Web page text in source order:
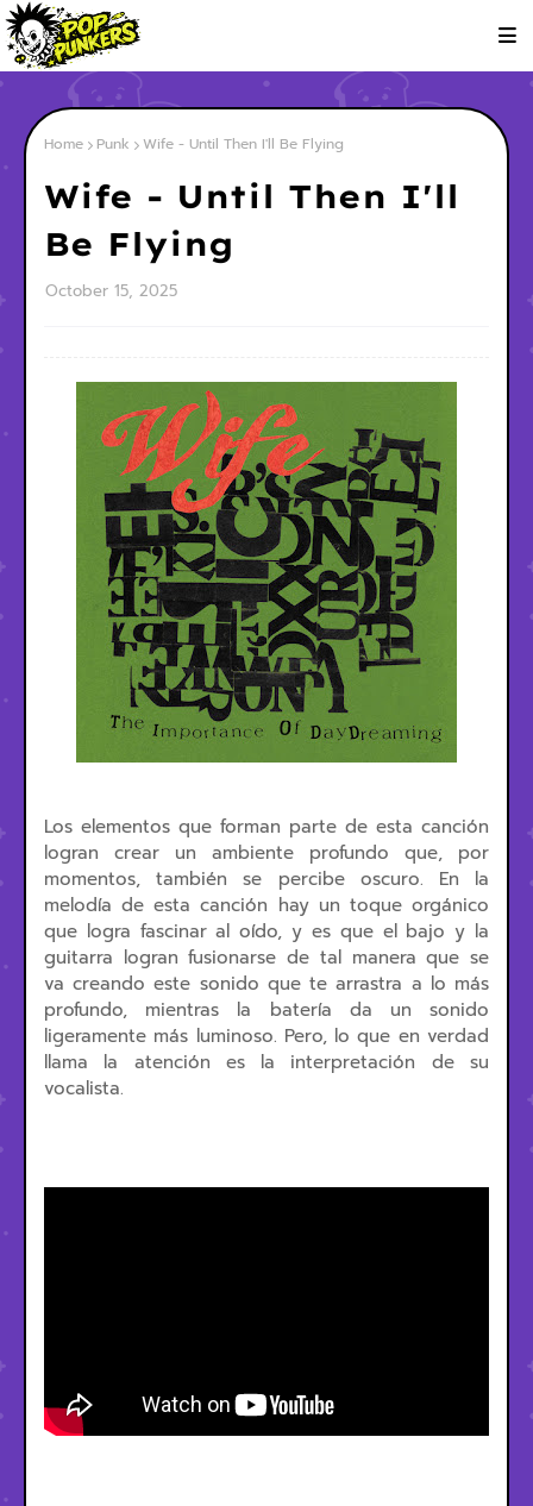
Home Punk Wife - Until Then I'll Be Flying
Wife - Until Then I'll
Be Flying
October 15, 2025
Los elementos que forman parte de esta canción
logran crear un ambiente profundo que, por
momentos, también se percibe oscuro. En la
melodía de esta canción hay un toque orgánico
que logra fascinar al oído, y es que el bajo y la
guitarra logran fusionarse de tal manera que se
va creando este sonido que te arrastra a lo más
profundo, mientras la batería da un sonido
ligeramente más luminoso. Pero, lo que en verdad
llama la atención es la interpretación de su
vocalista.